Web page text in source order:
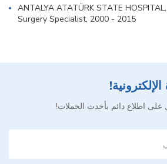
ANTALYA ATATÜRK STATE
Surgery Specialist, 2000 - 2015
على اطلاع دائم بأحدث الحملات!